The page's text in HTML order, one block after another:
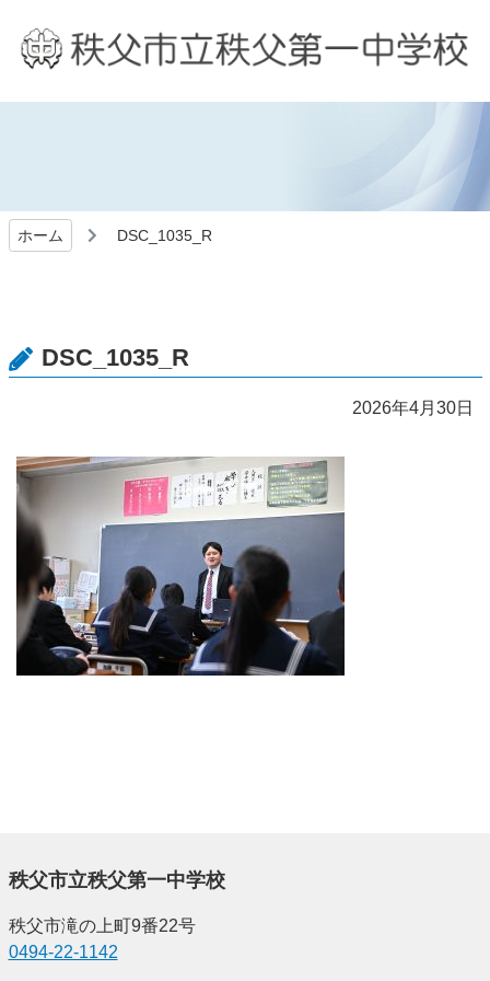
ホーム DSC_1035_R
DSC_1035_R
2026年4月30日
秩父市立秩父第一中学校
秩父市滝の上町9番22号
0494-22-1142